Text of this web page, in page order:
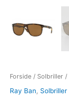
Forside / Solbriller /
Ray Ban, Solbriller